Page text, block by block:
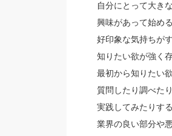
自分にとって大き
興味があって始める
好印象な気持ちが
知りたい欲が強く
最初から知りたい
質問したり調べた
実践してみたりする
業界の良い部分や